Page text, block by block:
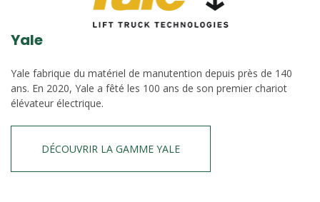
Yale
Yale fabrique du matériel de manutention depuis près de 140
ans. En 2020, Yale a fêté les 100 ans de son premier chariot
élévateur électrique.
DÉCOUVRIR LA GAMME YALE